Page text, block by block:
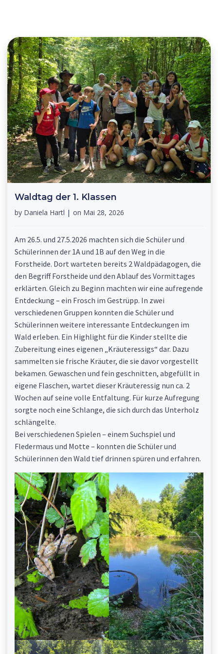
Waldtag der 1. Klassen
by Daniela Hartl | on Mai 28, 2026
Am 26.5. und 27.5.2026 machten sich die Schüler und
Schülerinnen der 1A und 1B auf den Weg in die
Forstheide. Dort warteten bereits 2 Waldpädagogen, die
den Begriff Forstheide und den Ablauf des Vormittages
erklärten. Gleich zu Beginn machten wir eine aufregende
Entdeckung – ein Frosch im Gestrüpp. In zwei
verschiedenen Gruppen konnten die Schüler und
Schülerinnen weitere interessante Entdeckungen im
Wald erleben. Ein Highlight für die Kinder stellte die
Zubereitung eines eigenen „Kräuteressigs“ dar. Dazu
sammelten sie frische Kräuter, die sie davor vorgestellt
bekamen. Gewaschen und fein geschnitten, abgefüllt in
eigene Flaschen, wartet dieser Kräuteressig nun ca. 2
Wochen auf seine volle Entfaltung. Für kurze Aufregung
sorgte noch eine Schlange, die sich durch das Unterholz
schlängelte.
Bei verschiedenen Spielen – einem Suchspiel und
Fledermaus und Motte – konnten die Schüler und
Schülerinnen den Wald tief drinnen spüren und erfahren.